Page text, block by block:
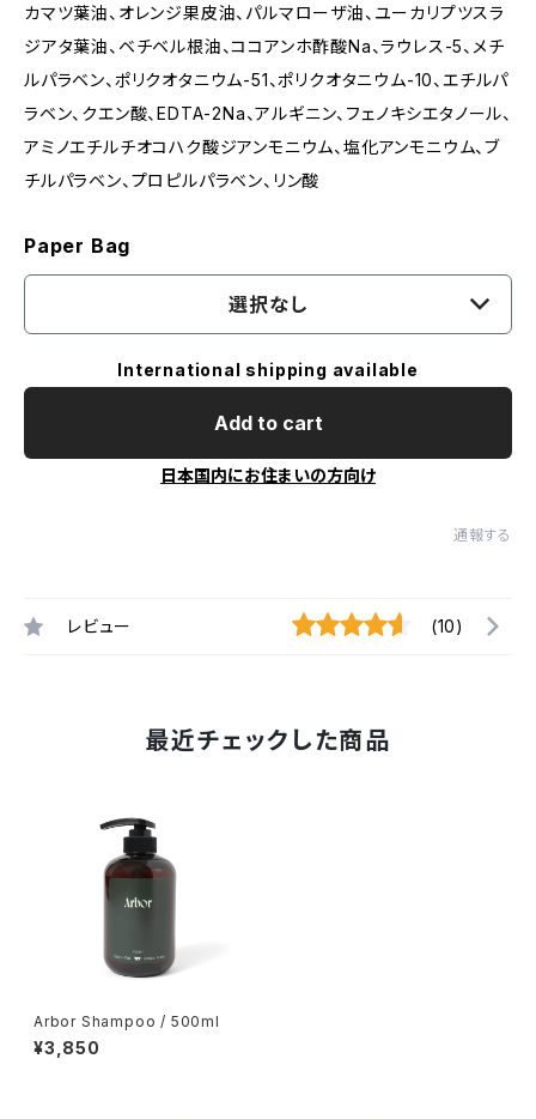
カマツ葉油、オレンジ果皮油、パルマローザ油、ユーカリプツスラ
ジアタ葉油、ベチベル根油、ココアンホ酢酸Na、ラウレス-5、メチ
ルパラベン、ポリクオタニウム-51、ポリクオタニウム-10、エチルパ
ラベン、クエン酸、EDTA-2Na、アルギニン、フェノキシエタノール、
アミノエチルチオコハク酸ジアンモニウム、塩化アンモニウム、ブ
チルパラベン、プロピルパラベン、リン酸
Paper Bag
選択なし
International shipping available
Add to cart
日本国内にお住まいの方向け
通報する
レビュー (10)
最近チェックした商品
Arbor Shampoo / 500ml
¥3,850